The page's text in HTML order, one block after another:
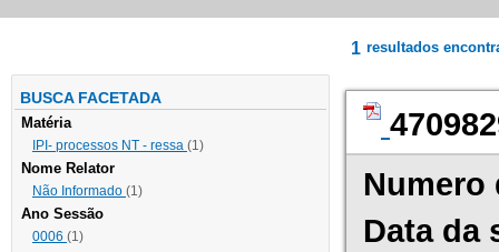
BUSCA FACETADA
Matéria
IPI- processos NT - ressa (1)
Nome Relator
Não Informado (1)
Ano Sessão
0006 (1)
1 resultados
Numero
Data da